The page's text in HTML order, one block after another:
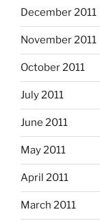
December 2011
November 2011
October 2011
July 2011
June 2011
May 2011
April 2011
March 2011